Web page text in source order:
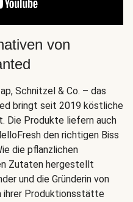
von
Schnitzel & Co. – das
bringt seit 2019 köstliche
Die Produkte liefern auch
den richtigen Biss
die pflanzlichen
Zutaten hergestellt
und die Gründerin von
ihrer Produktionsstätte